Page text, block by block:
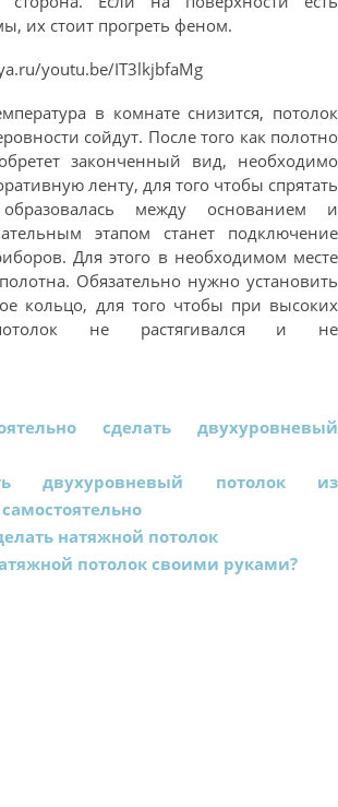
их стоит прогреть феном.
youtu.be/IT3lkjbfaMg
в комнате снизится, потолок
сойдут. После того как полотно
законченный вид, необходимо
ленту, для того чтобы спрятать
между основанием и
этапом станет подключение
Для этого в необходимом месте
Обязательно нужно установить
кольцо, для того чтобы при высоких
потолок не растягивался и не
сделать двухуровневый
двухуровневый потолок из
натяжной потолок
потолок своими руками?